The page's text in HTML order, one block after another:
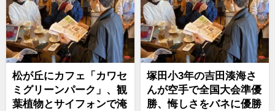
松が丘にカフェ「カワセ
ミグリーンパーク」、観
葉植物とサイフォンで淹
塚田小3年の吉田湊海さ
んが空手で全国大会準優
勝、悔しさをバネに優勝